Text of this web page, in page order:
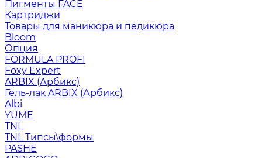
Пигменты FACE
Картриджи
Товары для маникюра и педикюра
Bloom
Опция
FORMULA PROFI
Foxy Expert
ARBIX (Арбикс)
Гель-лак ARBIX (Арбикс)
Albi
YUME
TNL
TNL Типсы\формы
PASHE